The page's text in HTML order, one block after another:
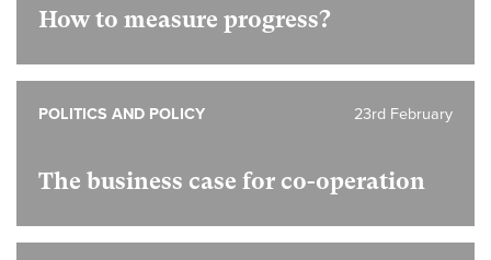
How to measure progress?
The business case for co-operation
23rd February
POLITICS AND POLICY